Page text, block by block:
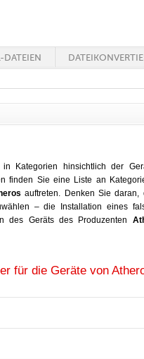
DATEIEN
in Kategorien hinsichtlich der
finden Sie eine Liste an
auftreten. Denken Sie daran,
– die Installation eines
des Geräts des Produzenten
für die Geräte von